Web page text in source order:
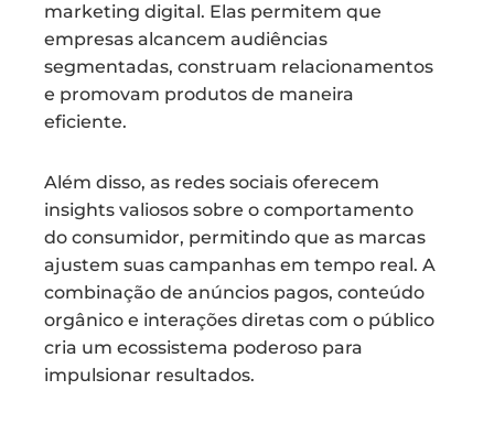
marketing digital. Elas permitem que
empresas alcancem audiências
segmentadas, construam relacionamentos
e promovam produtos de maneira
eficiente.
Além disso, as redes sociais oferecem
insights valiosos sobre o comportamento
do consumidor, permitindo que as marcas
ajustem suas campanhas em tempo real. A
combinação de anúncios pagos, conteúdo
orgânico e interações diretas com o público
cria um ecossistema poderoso para
impulsionar resultados.